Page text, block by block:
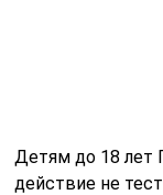
Детям до 18 лет
действие не